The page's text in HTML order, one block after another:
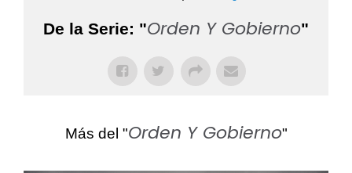
De la Serie: "Orden Y Gobierno"
Más del "Orden Y Gobierno"